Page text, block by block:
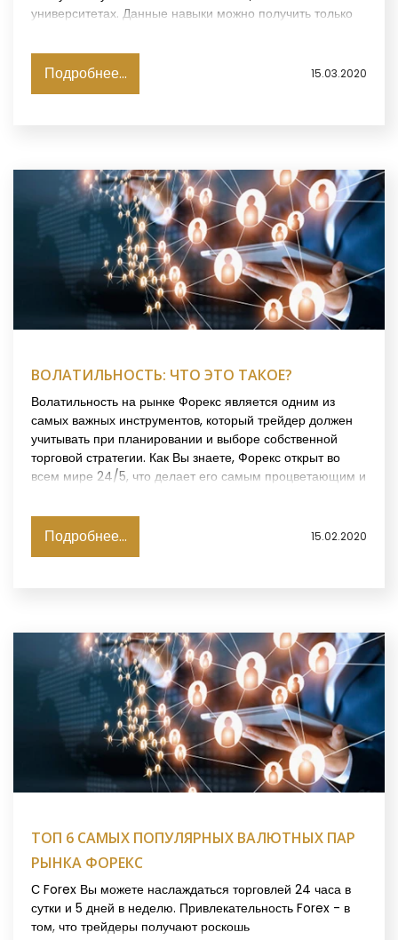
университетах. Данные навыки можно получить только
из лучших и быстрых способов заработать деньги и
облегчить жизнь. Хотя по этому вопросу есть масса
Подробнее... 15.03.2020
ВОЛАТИЛЬНОСТЬ: ЧТО ЭТО ТАКОЕ?
Волатильность на рынке Форекс является одним из
самых важных инструментов, который трейдер должен
учитывать при планировании и выборе собственной
торговой стратегии. Как Вы знаете, Форекс открыт во
всем мире 24/5, что делает его самым процветающим и
позиции на короткие или длительные сроки.
Подробнее... 15.02.2020
ТОП 6 САМЫХ ПОПУЛЯРНЫХ ВАЛЮТНЫХ ПАР
РЫНКА ФОРЕКС
С Forex Вы можете наслаждаться торговлей 24 часа в
сутки и 5 дней в неделю. Привлекательность Forex - в
том, что трейдеры получают роскошь